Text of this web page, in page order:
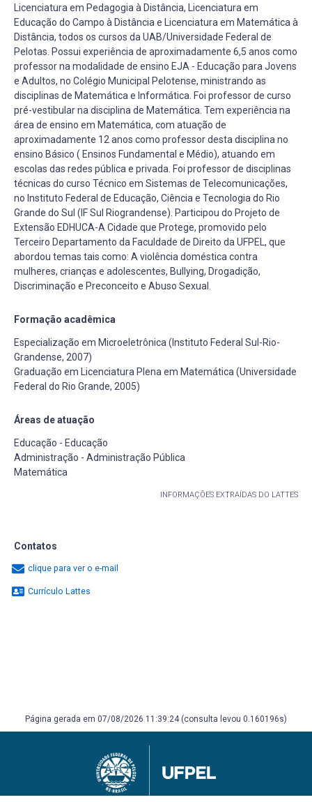
Licenciatura em Pedagogia à Distância, Licenciatura em
Educação do Campo à Distância e Licenciatura em Matemática à
Distância, todos os cursos da UAB/Universidade Federal de
Pelotas. Possui experiência de aproximadamente 6,5 anos como
professor na modalidade de ensino EJA - Educação para Jovens
e Adultos, no Colégio Municipal Pelotense, ministrando as
disciplinas de Matemática e Informática. Foi professor de curso
pré-vestibular na disciplina de Matemática. Tem experiência na
área de ensino em Matemática, com atuação de
aproximadamente 12 anos como professor desta disciplina no
ensino Básico ( Ensinos Fundamental e Médio), atuando em
escolas das redes pública e privada. Foi professor de disciplinas
técnicas do curso Técnico em Sistemas de Telecomunicações,
no Instituto Federal de Educação, Ciência e Tecnologia do Rio
Grande do Sul (IF Sul Riograndense). Participou do Projeto de
Extensão EDHUCA-A Cidade que Protege, promovido pelo
Terceiro Departamento da Faculdade de Direito da UFPEL, que
abordou temas tais como: A violência doméstica contra
mulheres, crianças e adolescentes, Bullying, Drogadição,
Discriminação e Preconceito e Abuso Sexual.
Formação acadêmica
Especialização em Microeletrônica (Instituto Federal Sul-Rio-
Grandense, 2007)
Graduação em Licenciatura Plena em Matemática (Universidade
Federal do Rio Grande, 2005)
Áreas de atuação
Educação - Educação
Administração - Administração Pública
Matemática
INFORMAÇÕES EXTRAÍDAS DO LATTES
Contatos
clique para ver o e-mail
Currículo Lattes
Página gerada em 07/08/2026 11:39:24 (consulta levou 0.160196s)